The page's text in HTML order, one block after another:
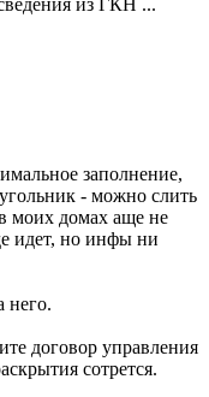
заполнение,
- можно слить
моих домах аще не
идет, но инфы ни
него.
договор управления
сотрется.